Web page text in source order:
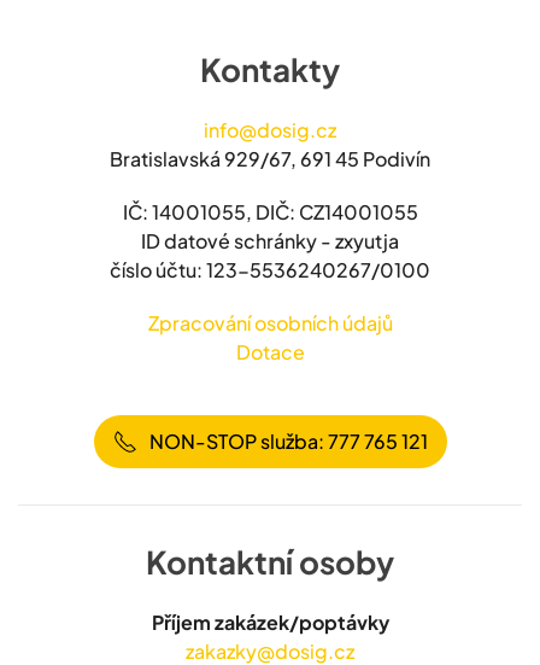
Kontakty
info@dosig.cz
Bratislavská 929/67, 691 45 Podivín
IČ: 14001055, DIČ: CZ14001055
ID datové schránky - zxyutja
číslo účtu: 123-5536240267/0100
Zpracování osobních údajů
Dotace
NON-STOP služba: 777 765 121
Kontaktní osoby
Příjem zakázek/poptávky
zakazky@dosig.cz